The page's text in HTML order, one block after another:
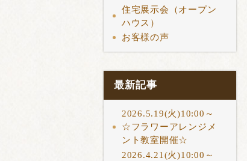
住宅展示会（オープン
ハウス）
お客様の声
最新記事
2026.5.19(火)10:00～
☆フラワーアレンジメ
ント教室開催☆
2026.4.21(火)10:00～